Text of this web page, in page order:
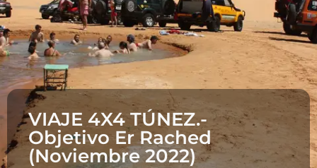
VIAJE 4X4 TÚNEZ.-
Objetivo Er Rached
(Noviembre 2022)